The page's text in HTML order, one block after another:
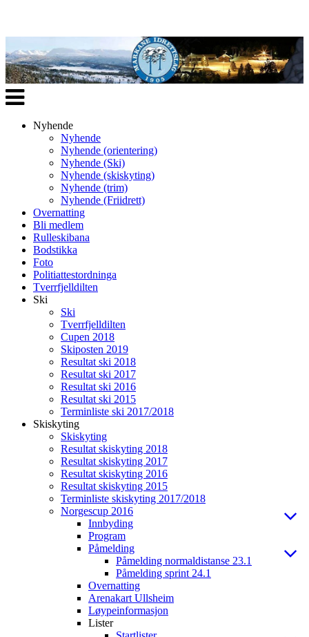
Veksle
navigasjon
Nyhende
Nyhende
Nyhende (orientering)
Nyhende (Ski)
Nyhende (skiskyting)
Nyhende (trim)
Nyhende (Friidrett)
Overnatting
Bli medlem
Rulleskibana
Bodstikka
Foto
Politiattestordninga
Tverrfjelldilten
Ski
Ski
Tverrfjelldilten
Cupen 2018
Skiposten 2019
Resultat ski 2018
Resultat ski 2017
Resultat ski 2016
Resultat ski 2015
Terminliste ski 2017/2018
Skiskyting
Skiskyting
Resultat skiskyting 2018
Resultat skiskyting 2017
Resultat skiskyting 2016
Resultat skiskyting 2015
Terminliste skiskyting 2017/2018
Norgescup 2016
Innbyding
Program
Påmelding
Påmelding normaldistanse 23.1
Påmelding sprint 24.1
Overnatting
Arenakart Ullsheim
Løypeinformasjon
Lister